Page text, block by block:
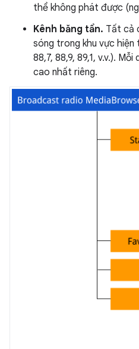
thể không phát được
Kênh băng tần. Tất cả
sóng trong khu vực hiện
88,7, 88,9, 89,1, v.v.).
cao nhất riêng.